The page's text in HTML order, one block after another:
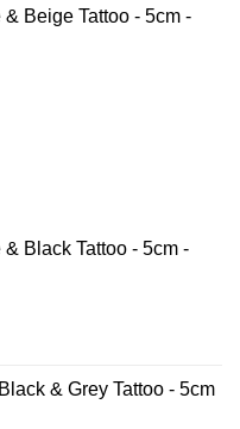
Beige Tattoo - 5cm -
Black Tattoo - 5cm -
& Grey Tattoo - 5cm